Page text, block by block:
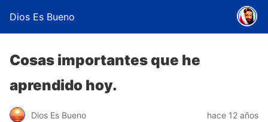
Dios Es Bueno
Cosas importantes que he
aprendido hoy.
Dios Es Bueno hace 12 años